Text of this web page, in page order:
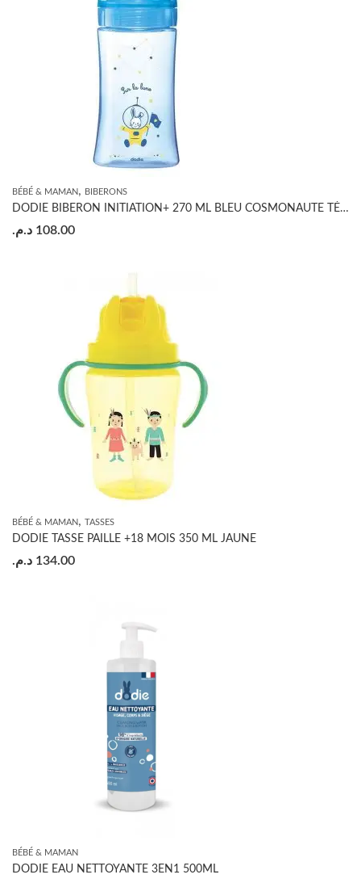
BÉBÉ & MAMAN, BIBERONS
DODIE BIBERON INITIATION+ 270 ML BLEU COSMONAUTE TÉTINE DÉBIT 2
108.00 د.م.
BÉBÉ & MAMAN, TASSES
DODIE TASSE PAILLE +18 MOIS 350 ML JAUNE
134.00 د.م.
BÉBÉ & MAMAN
DODIE EAU NETTOYANTE 3EN1 500ML